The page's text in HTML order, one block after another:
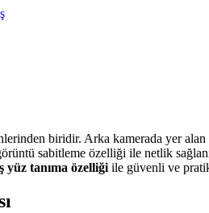
biridir. Arka kamerada yer alan
sabitleme özelliği ile netlik
yüz tanıma özelliği ile güvenli ve